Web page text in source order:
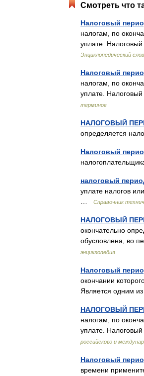
Смотреть что
Налоговый
налогам, по
уплате.
Энциклопедический
Налоговый
налогам, по
уплате.
терминов
НАЛОГОВЫЙ
определяется
Налоговый
налоговый
уплате налогов
Справочник
НАЛОГОВЫЙ
окончательно
обусловлена, во
энциклопедия
Налоговый
окончании
Является одним
НАЛОГОВЫЙ
налогам, по
уплате.
российского и
Налоговый
времени